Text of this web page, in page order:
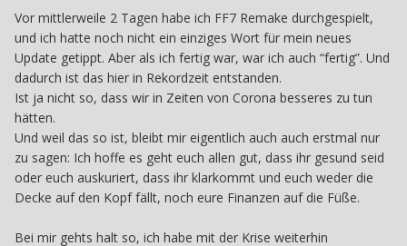
Vor mittlerweile 2 Tagen habe ich FF7 Remake durchgespielt,
und ich hatte noch nicht ein einziges Wort für mein neues
Update getippt. Aber als ich fertig war, war ich auch “fertig”. Und
dadurch ist das hier in Rekordzeit entstanden.
Ist ja nicht so, dass wir in Zeiten von Corona besseres zu tun
hätten.
Und weil das so ist, bleibt mir eigentlich auch auch erstmal nur
zu sagen: Ich hoffe es geht euch allen gut, dass ihr gesund seid
oder euch auskuriert, dass ihr klarkommt und euch weder die
Decke auf den Kopf fällt, noch eure Finanzen auf die Füße.
Bei mir gehts halt so, ich habe mit der Krise weiterhin